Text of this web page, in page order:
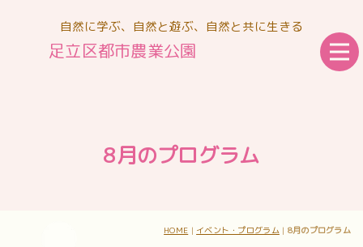
自然に学ぶ、自然と遊ぶ、自然と共に生きる
足立区都市農業公園
8月のプログラム
HOME | イベント・プログラム| 8月のプログラム